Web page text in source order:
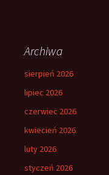
Archiwa
sierpień 2026
lipiec 2026
czerwiec 2026
kwiecień 2026
luty 2026
styczeń 2026